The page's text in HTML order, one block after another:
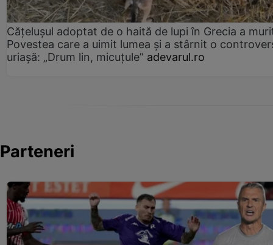
Cățelușul adoptat de o haită de lupi în Grecia a
Povestea care a uimit lumea și a stârnit o
uriașă: „Drum lin, micuțule” adevarul.ro
Parteneri